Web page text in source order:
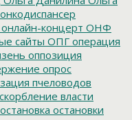
онкодиспансер
онлайн-концерт ОНФ
сайты ОПГ операция
оппозиция
опрос
пчеловодов
власти
остановка остановки